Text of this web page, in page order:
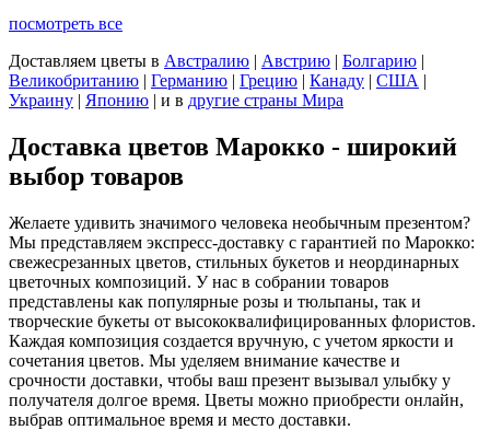
посмотреть все
Доставляем цветы в Австралию | Австрию | Болгарию |
Великобританию | Германию | Грецию | Канаду | США |
Украину | Японию | и в другие страны Мира
Доставка цветов Марокко - широкий
выбор товаров
Желаете удивить значимого человека необычным презентом?
Мы представляем экспресс-доставку с гарантией по Марокко:
свежесрезанных цветов, стильных букетов и неординарных
цветочных композиций. У нас в собрании товаров
представлены как популярные розы и тюльпаны, так и
творческие букеты от высококвалифицированных флористов.
Каждая композиция создается вручную, с учетом яркости и
сочетания цветов. Мы уделяем внимание качестве и
срочности доставки, чтобы ваш презент вызывал улыбку у
получателя долгое время. Цветы можно приобрести онлайн,
выбрав оптимальное время и место доставки.